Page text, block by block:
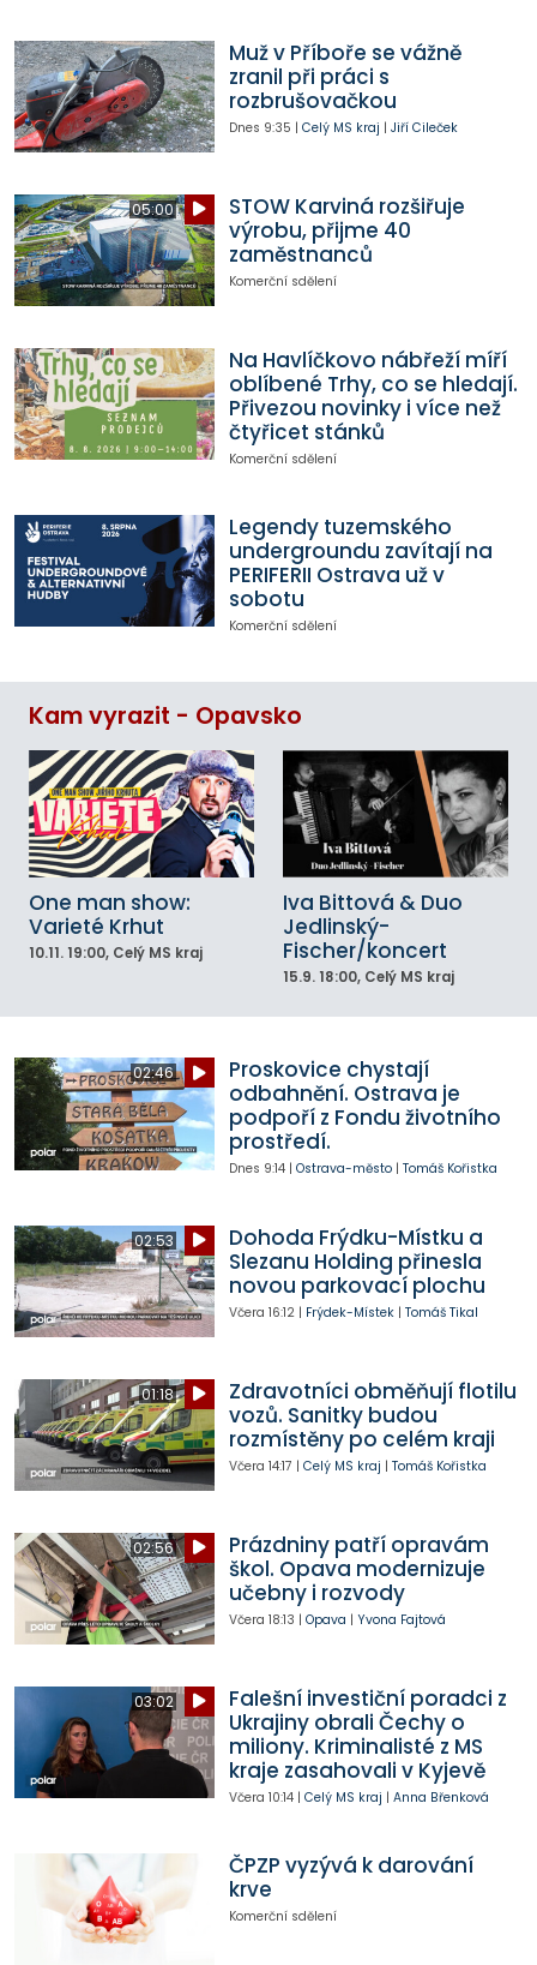
Muž v Příboře se vážně
zranil při práci s
rozbrušovačkou
Dnes 9:35 | Celý MS kraj | Jiří Cileček
05:00
STOW Karviná rozšiřuje
výrobu, přijme 40
zaměstnanců
Komerční sdělení
Na Havlíčkovo nábřeží míří
oblíbené Trhy, co se hledají.
Přivezou novinky i více než
čtyřicet stánků
Komerční sdělení
Legendy tuzemského
undergroundu zavítají na
PERIFERII Ostrava už v
sobotu
Komerční sdělení
Kam vyrazit - Opavsko
One man show:
Varieté Krhut
10.11. 19:00, Celý MS kraj
Iva Bittová & Duo
Jedlinský-
Fischer/koncert
15.9. 18:00, Celý MS kraj
02:46
Proskovice chystají
odbahnění. Ostrava je
podpoří z Fondu životního
prostředí.
Dnes 9:14| Ostrava-město| Tomáš Kořistka
02:53
Dohoda Frýdku-Místku a
Slezanu Holding přinesla
novou parkovací plochu
Včera 16:12| Frýdek-Místek| Tomáš Tikal
01:18
Zdravotníci obměňují flotilu
vozů. Sanitky budou
rozmístěny po celém kraji
Včera 14:17 | Celý MS kraj | Tomáš Kořistka
02:56
Prázdniny patří opravám
škol. Opava modernizuje
učebny i rozvody
Včera 18:13 | Opava | Yvona Fajtová
03:02
Falešní investiční poradci z
Ukrajiny obrali Čechy o
miliony. Kriminalisté z MS
kraje zasahovali v Kyjevě
Včera 10:14| Celý MS kraj | Anna Břenková
ČPZP vyzývá k darování
krve
Komerční sdělení